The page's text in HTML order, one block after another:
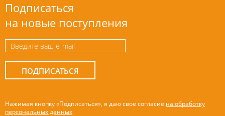
Подписаться
на новые поступления
ПОДПИСАТЬСЯ
Нажимая кнопку «Подписаться», я даю свое согласие на обработку
персональных данных.